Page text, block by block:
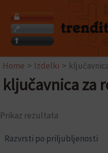
content
Home Izdelki
ključavnica za
Prikaz rezultata